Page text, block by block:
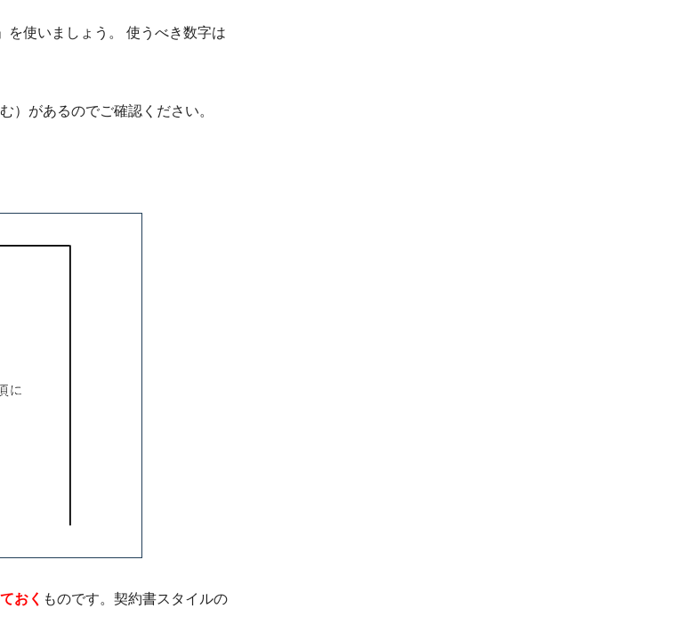
を使いましょう。 使うべき数字は
）があるのでご確認ください。
おく ものです。契約書スタイルの